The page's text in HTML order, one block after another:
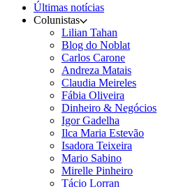
Últimas notícias
Colunistas
Lilian Tahan
Blog do Noblat
Carlos Carone
Andreza Matais
Claudia Meireles
Fábia Oliveira
Dinheiro & Negócios
Igor Gadelha
Ilca Maria Estevão
Isadora Teixeira
Mario Sabino
Mirelle Pinheiro
Tácio Lorran